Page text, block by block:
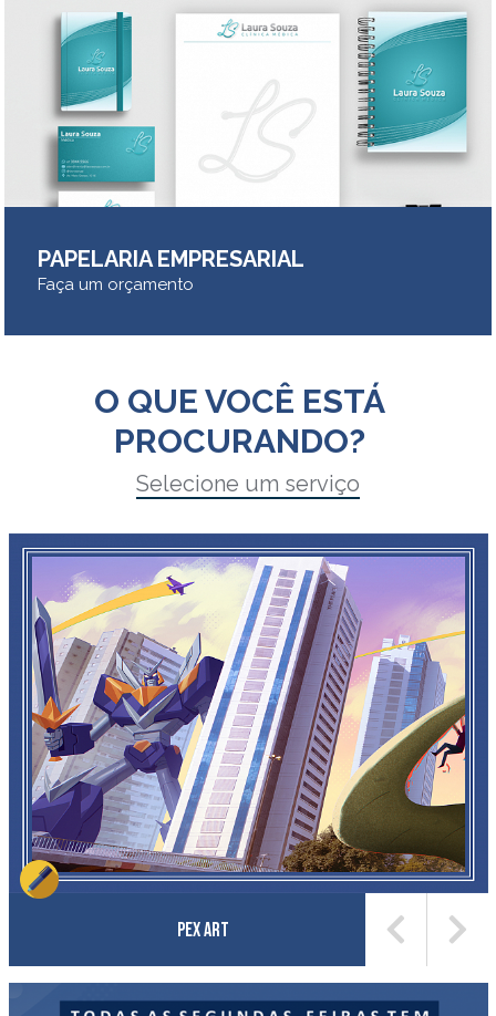
PAPELARIA EMPRESARIAL
Faça um orçamento
O QUE VOCÊ ESTÁ
PROCURANDO?
Selecione um serviço
Pex Art